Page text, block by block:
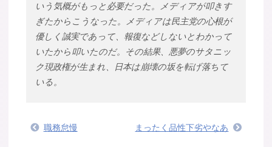
いう気概がもっと必要だった。メディアが叩きす
ぎたからこうなった。メディアは民主党の心根が
優しく誠実であって、報復などしないとわかって
いたから叩いたのだ。その結果、悪夢のサタニッ
ク現政権が生まれ、日本は崩壊の坂を転げ落ちて
いる。
職務怠慢 まったく品性下劣やなあ